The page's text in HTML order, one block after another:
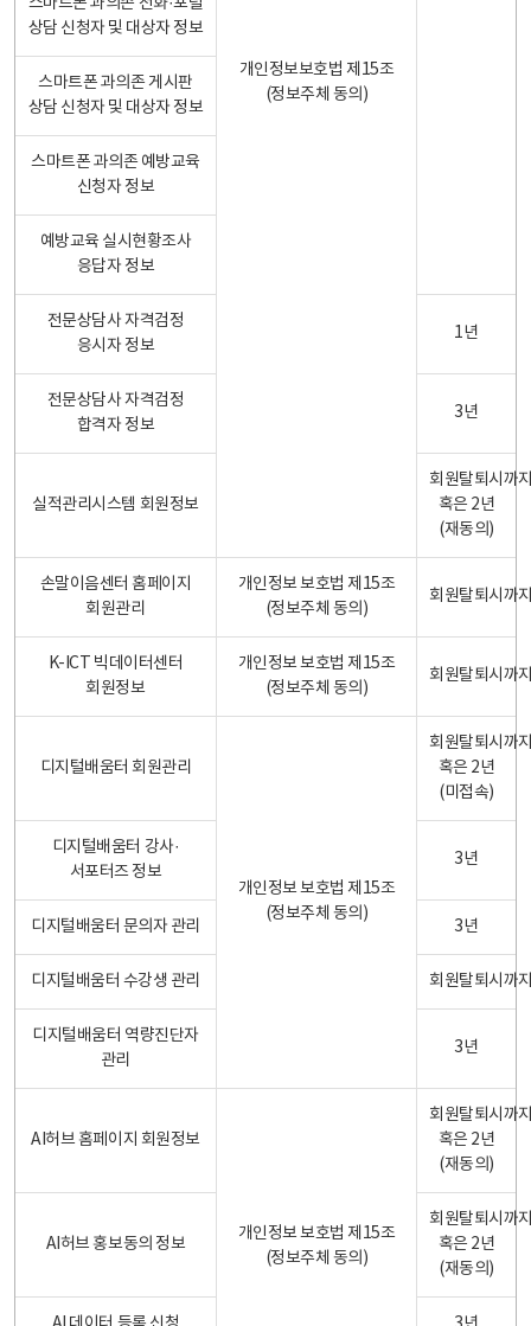
개인정보보호법 제15조
(정보주체 동의)
상담 신청자 및 대상자 정보
스마트폰 과의존 게시판
상담 신청자 및 대상자 정보
스마트폰 과의존 예방교육
신청자 정보
예방교육 실시현황조사
응답자 정보
전문상담사 자격검정
응시자 정보
1년
전문상담사 자격검정
합격자 정보
3년
실적관리시스템 회원정보
회원탈퇴시까
혹은 2년
(재동의)
손말이음센터 홈페이지
회원관리
개인정보 보호법 제15조
(정보주체 동의)
회원탈퇴시까
K-ICT 빅데이터센터
회원정보
개인정보 보호법 제15조
(정보주체 동의)
회원탈퇴시까
디지털배움터 회원관리
개인정보 보호법 제15조
(정보주체 동의)
회원탈퇴시까
혹은 2년
(미접속)
디지털배움터 강사·
서포터즈 정보
3년
디지털배움터 문의자 관리 3년
디지털배움터 수강생 관리 회원탈퇴시까
디지털배움터 역량진단자
관리
3년
AI허브 홈페이지 회원정보
개인정보 보호법 제15조
(정보주체 동의)
회원탈퇴시까
혹은 2년
(재동의)
AI허브 홍보동의 정보
회원탈퇴시까
혹은 2년
(재동의)